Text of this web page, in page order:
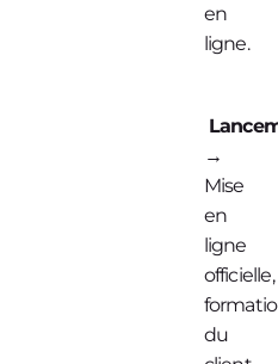
en
ligne.
→
Mise
en
ligne
officielle,
du